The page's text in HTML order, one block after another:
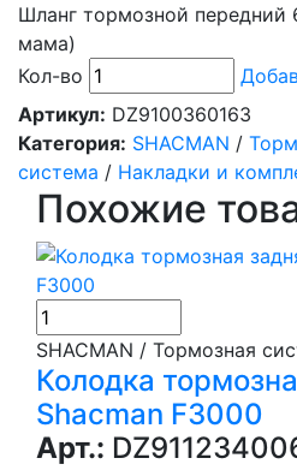
Шланг тормозной передний
мама)
Кол-во
Артикул: DZ9100360163
Категория: SHACMAN /
система / Накладки и
Похожие
SHACMAN / Тормозная
Колодка
Shacman F3000
Арт.: